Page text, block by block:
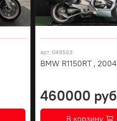
арт. 049563
BMW R1150RT , 2004
460000 руб
В корзину